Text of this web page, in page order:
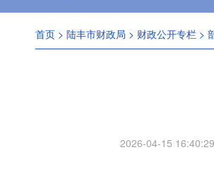
首页 > 陆丰市财政局 > 财政公开专栏 >
2026-04-15 16:40:29